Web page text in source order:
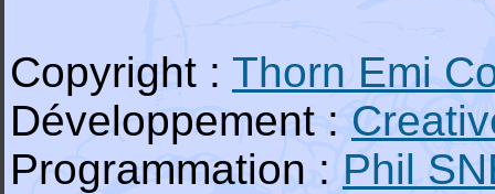
Copyright : Thorn Emi
Développement :
Programmation : Phil